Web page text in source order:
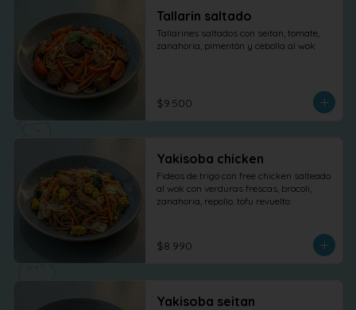
Tallarin saltado
Tallarines saltados con seitan, tomate,
zanahoria, pimentón y cebolla al wok
$9.500
Yakisoba chicken
Fideos de trigo con free chicken salteado
al wok con verduras frescas, brocoli,
zanahoria, repollo. tofu revuelto
$8.990
Yakisoba seitan